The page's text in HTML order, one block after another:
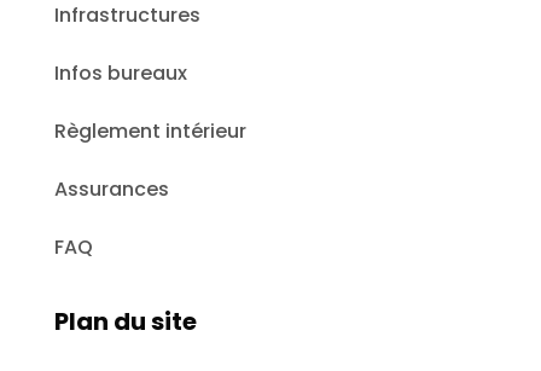
Infrastructures
Infos bureaux
Règlement intérieur
Assurances
FAQ
Plan du site